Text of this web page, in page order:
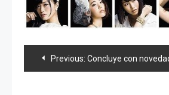
Navegación
Previous: Concluye con novedades el